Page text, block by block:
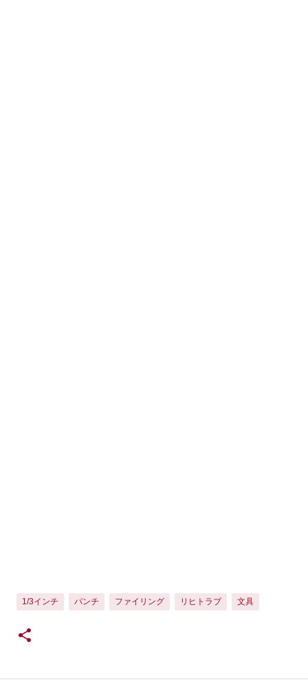
1/3インチ パンチ ファイリング リヒトラブ 文具